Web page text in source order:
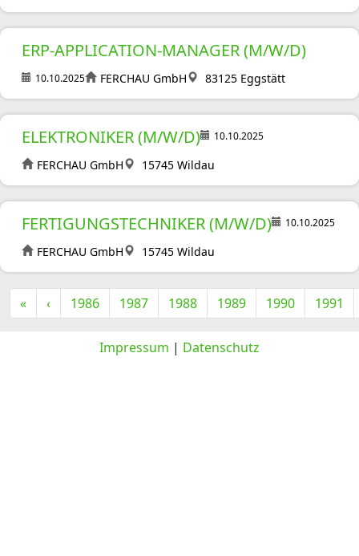
ERP-APPLICATION-MANAGER (M/W/D)
10.10.2025 FERCHAU GmbH 83125 Eggstätt
ELEKTRONIKER (M/W/D) 10.10.2025
FERCHAU GmbH 15745 Wildau
FERTIGUNGSTECHNIKER (M/W/D) 10.10.2025
FERCHAU GmbH 15745 Wildau
« ‹ 1986 1987 1988 1989 1990 1991
Impressum | Datenschutz